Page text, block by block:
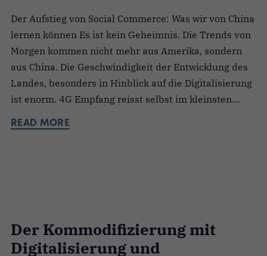
Der Aufstieg von Social Commerce: Was wir von China
lernen können Es ist kein Geheimnis. Die Trends von
Morgen kommen nicht mehr aus Amerika, sondern
aus China. Die Geschwindigkeit der Entwicklung des
Landes, besonders in Hinblick auf die Digitalisierung
ist enorm. 4G Empfang reisst selbst im kleinsten…
READ MORE
Der Kommodifizierung mit
Digitalisierung und